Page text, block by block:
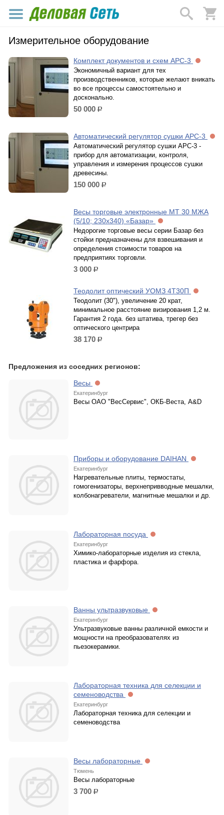
Измерительное оборудование
Комплект документов и схем АРС-3
Экономичный вариант для тех
производственников, которые желают вникать
во все процессы самостоятельно и
досконально.
50 000 р.
Автоматический регулятор сушки АРС-3
Автоматический регулятор сушки АРС-3 -
прибор для автоматизации, контроля,
управления и измерения процессов сушки
древесины.
150 000 р.
Весы торговые электронные МТ 30 МЖА
(5/10; 230x340) «Базар»
Недорогие торговые весы серии Базар без
стойки предназначены для взвешивания и
определения стоимости товаров на
предприятиях торговли.
3 000 р.
Теодолит оптический УОМЗ 4Т30П
Теодолит (30"), увеличение 20 крат,
минимальное расстояние визирования 1,2 м.
Гарантия 2 года. без штатива, трегер без
оптического центрира
38 170 р.
Предложения из соседних регионов:
Весы
Екатеринбург
Весы ОАО "ВесСервис", ОКБ-Веста, A&D
Приборы и оборудование DAIHAN
Екатеринбург
Нагревательные плиты, термостаты,
гомогенизаторы, верхнепривводные мешалки,
колбонагреватели, магнитные мешалки и др.
Лабораторная посуда
Екатеринбург
Химико-лабораторные изделия из стекла,
пластика и фарфора.
Ванны ультразвуковые
Екатеринбург
Ультразвуковые ванны различной емкости и
мощности на преобразователях из
пьезокерамики.
Лабораторная техника для селекции и
семеноводства
Екатеринбург
Лабораторная техника для селекции и
семеноводства
Весы лабораторные
Тюмень
Весы лабораторные
3 700 р.